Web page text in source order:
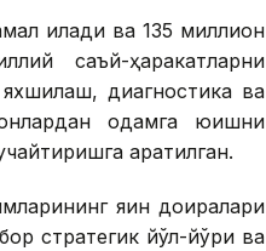
қилади ва 135 миллион
саъй-ҳаракатларни
диагностика ва
одамга юқишни
қаратилган.
яқин доиралари
стратегик йўл-йўриқ ва